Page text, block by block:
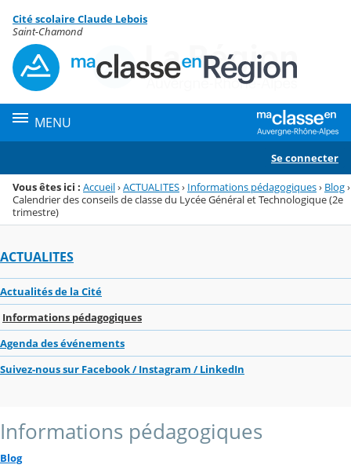
Menu de la rubrique
Contenu
Cité scolaire Claude Lebois
Saint-Chamond
MENU
Se connecter
Vous êtes ici : Accueil›ACTUALITES› Informations pédagogiques› Blog›
Calendrier des conseils de classe du Lycée Général et Technologique (2e
trimestre)
ACTUALITES
Actualités de la Cité
Informations pédagogiques
Agenda des événements
Suivez-nous sur Facebook / Instagram / LinkedIn
Informations pédagogiques
Blog